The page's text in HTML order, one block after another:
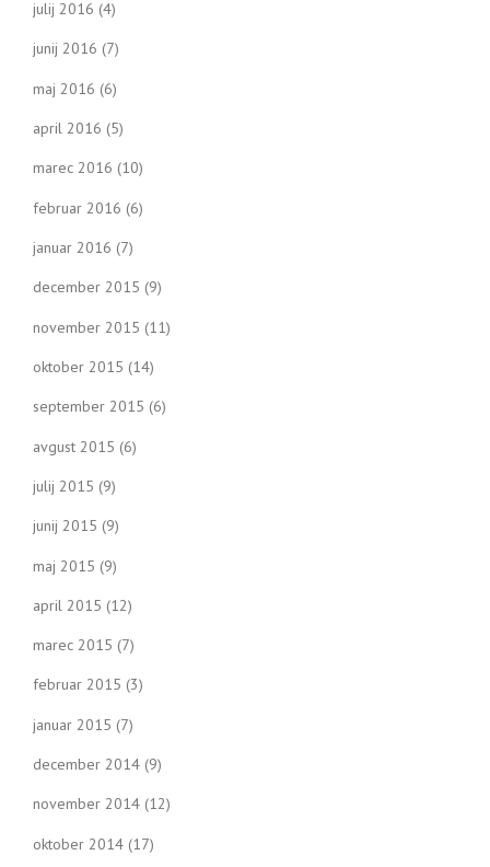
julij 2016 (4)
junij 2016 (7)
maj 2016 (6)
april 2016 (5)
marec 2016 (10)
februar 2016 (6)
januar 2016 (7)
december 2015 (9)
november 2015 (11)
oktober 2015 (14)
september 2015 (6)
avgust 2015 (6)
julij 2015 (9)
junij 2015 (9)
maj 2015 (9)
april 2015 (12)
marec 2015 (7)
februar 2015 (3)
januar 2015 (7)
december 2014 (9)
november 2014 (12)
oktober 2014 (17)